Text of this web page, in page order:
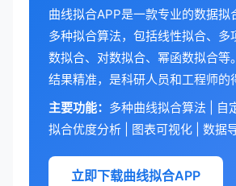
曲线拟合APP是一款专业的数据拟
多种拟合算法，包括线性拟合、多
数拟合、对数拟合、幂函数拟合等
结果精准，是科研人员和工程师的
主要功能： 多种曲线拟合算法 | 自
拟合优度分析 | 图表可视化 | 数据
立即下载曲线拟合APP